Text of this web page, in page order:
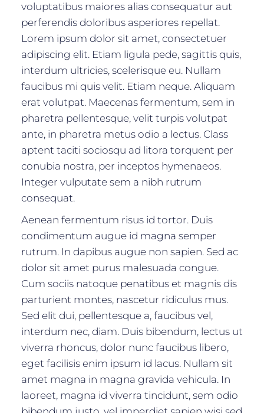
voluptatibus maiores alias consequatur aut
perferendis doloribus asperiores repellat.
Lorem ipsum dolor sit amet, consectetuer
adipiscing elit. Etiam ligula pede, sagittis quis,
interdum ultricies, scelerisque eu. Nullam
faucibus mi quis velit. Etiam neque. Aliquam
erat volutpat. Maecenas fermentum, sem in
pharetra pellentesque, velit turpis volutpat
ante, in pharetra metus odio a lectus. Class
aptent taciti sociosqu ad litora torquent per
conubia nostra, per inceptos hymenaeos.
Integer vulputate sem a nibh rutrum
consequat.
Aenean fermentum risus id tortor. Duis
condimentum augue id magna semper
rutrum. In dapibus augue non sapien. Sed ac
dolor sit amet purus malesuada congue.
Cum sociis natoque penatibus et magnis dis
parturient montes, nascetur ridiculus mus.
Sed elit dui, pellentesque a, faucibus vel,
interdum nec, diam. Duis bibendum, lectus ut
viverra rhoncus, dolor nunc faucibus libero,
eget facilisis enim ipsum id lacus. Nullam sit
amet magna in magna gravida vehicula. In
laoreet, magna id viverra tincidunt, sem odio